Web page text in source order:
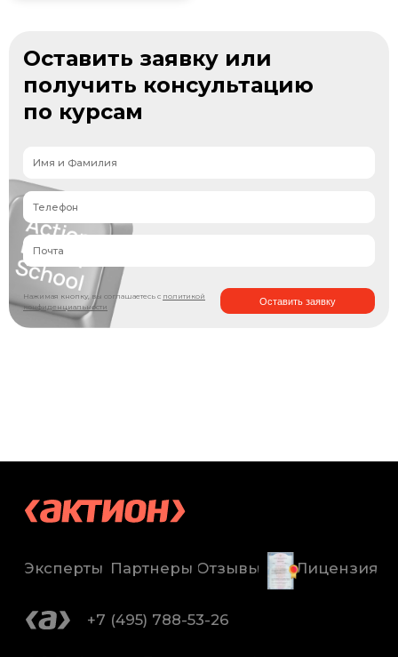
Оставить заявку или
получить консультацию
по курсам
Нажимая кнопку, вы соглашаетесь с политикой
конфиденциальности
Оставить заявку